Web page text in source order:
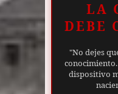
LA
DEBE
"No dejes
dispositivo